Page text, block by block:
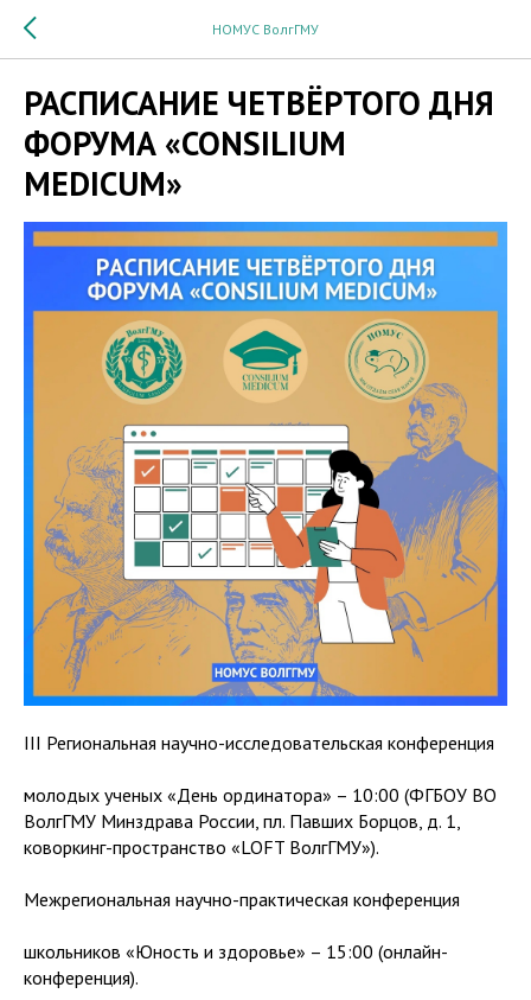
НОМУС ВолгГМУ
РАСПИСАНИЕ ЧЕТВЁРТОГО ДНЯ
ФОРУМА «CONSILIUM
MEDICUM»
III Региональная научно-исследовательская конференция
молодых ученых «День ординатора» – 10:00 (ФГБОУ ВО
ВолгГМУ Минздрава России, пл. Павших Борцов, д. 1,
коворкинг-пространство «LOFT ВолгГМУ»).
Межрегиональная научно-практическая конференция
школьников «Юность и здоровье» – 15:00 (онлайн-
конференция).